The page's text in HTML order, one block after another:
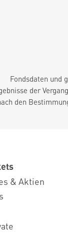
Fondsdaten und
der
den
& Aktien